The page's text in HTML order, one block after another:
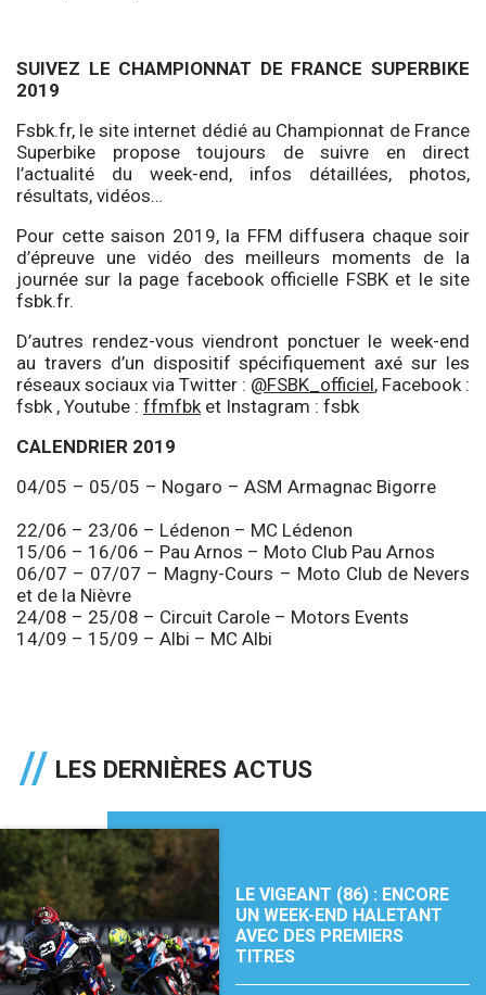
SUIVEZ LE CHAMPIONNAT DE FRANCE SUPERBIKE
2019
Fsbk.fr, le site internet dédié au Championnat de France
Superbike propose toujours de suivre en direct
l’actualité du week-end, infos détaillées, photos,
résultats, vidéos…
Pour cette saison 2019, la FFM diffusera chaque soir
d’épreuve une vidéo des meilleurs moments de la
journée sur la page facebook officielle FSBK et le site
fsbk.fr.
D’autres rendez-vous viendront ponctuer le week-end
au travers d’un dispositif spécifiquement axé sur les
réseaux sociaux via Twitter : @FSBK_officiel, Facebook :
fsbk , Youtube : ffmfbk et Instagram : fsbk
CALENDRIER 2019
04/05 – 05/05 – Nogaro – ASM Armagnac Bigorre
22/06 – 23/06 – Lédenon – MC Lédenon
15/06 – 16/06 – Pau Arnos – Moto Club Pau Arnos
06/07 – 07/07 – Magny-Cours – Moto Club de Nevers
et de la Nièvre
24/08 – 25/08 – Circuit Carole – Motors Events
14/09 – 15/09 – Albi – MC Albi
LES DERNIÈRES ACTUS
LE VIGEANT (86) : ENCORE
UN WEEK-END HALETANT
AVEC DES PREMIERS
TITRES